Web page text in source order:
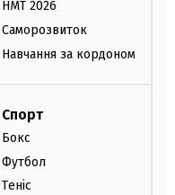
НМТ 2026
Саморозвиток
Навчання за кордоном
Спорт
Бокс
Футбол
Теніс